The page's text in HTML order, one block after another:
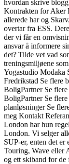
hvordan skrive
Kontrakten for Aker
allerede har og
overtar fra ESS.
der vi får en
ansvar å informere
det? Tilde vet vad
treningsmiljøene
Yogastudio Modaka
Fredrikstad Se flere
BoligPartner Se
BoligPartner Se
planløsninger Se
meg Kontakt
London har hun
London. Vi selger
SUP-er, enten det
Touring, Wave eller
og ett skiband for de